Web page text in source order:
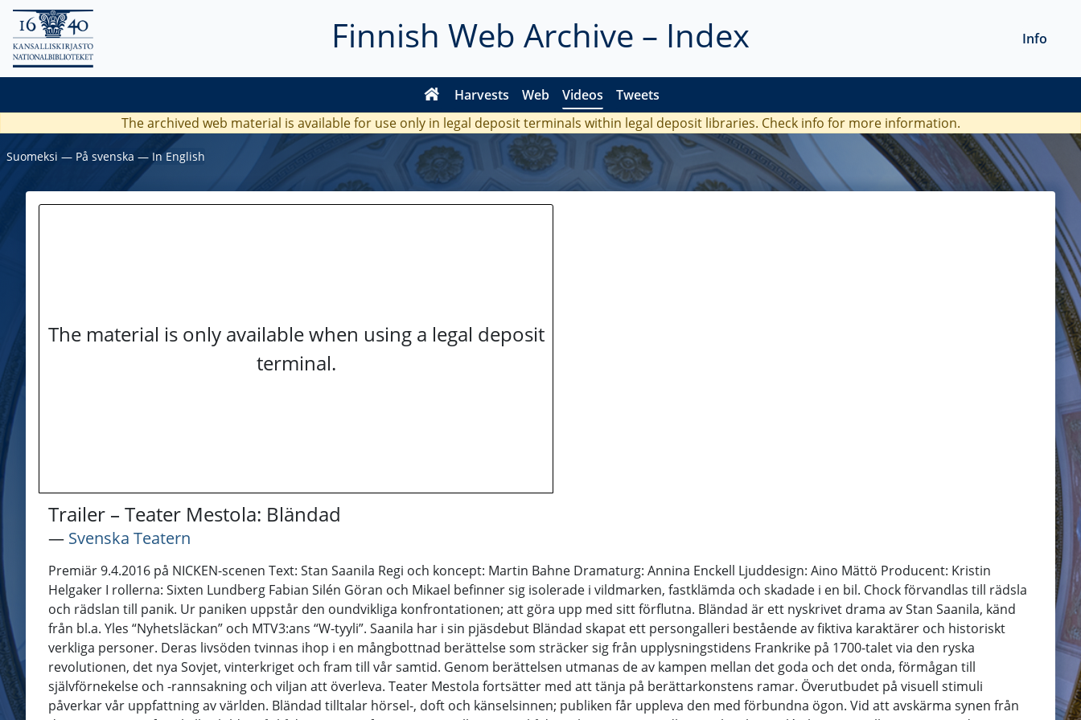
Finnish Web Archive – Index
Harvests Web Videos Tweets
Info
The archived web material is available for use only in legal deposit terminals within legal deposit libraries. Check info for more information.
Suomeksi ― På svenska ― In English
The material is only available when using a legal deposit
terminal.
Trailer – Teater Mestola: Bländad
― Svenska Teatern
Premiär 9.4.2016 på NICKEN-scenen Text: Stan Saanila Regi och koncept: Martin Bahne Dramaturg: Annina Enckell Ljuddesign: Aino Mättö Producent: Kristin
Helgaker I rollerna: Sixten Lundberg Fabian Silén Göran och Mikael befinner sig isolerade i vildmarken, fastklämda och skadade i en bil. Chock förvandlas till rädsla
och rädslan till panik. Ur paniken uppstår den oundvikliga konfrontationen; att göra upp med sitt förflutna. Bländad är ett nyskrivet drama av Stan Saanila, känd
från bl.a. Yles “Nyhetsläckan” och MTV3:ans “W-tyyli”. Saanila har i sin pjäsdebut Bländad skapat ett persongalleri bestående av fiktiva karaktärer och historiskt
verkliga personer. Deras livsöden tvinnas ihop i en mångbottnad berättelse som sträcker sig från upplysningstidens Frankrike på 1700-talet via den ryska
revolutionen, det nya Sovjet, vinterkriget och fram till vår samtid. Genom berättelsen utmanas de av kampen mellan det goda och det onda, förmågan till
självförnekelse och -rannsakning och viljan att överleva. Teater Mestola fortsätter med att tänja på berättarkonstens ramar. Överutbudet på visuell stimuli
påverkar vår uppfattning av världen. Bländad tilltalar hörsel-, doft och känselsinnen; publiken får uppleva den med förbundna ögon. Vid att avskärma synen från